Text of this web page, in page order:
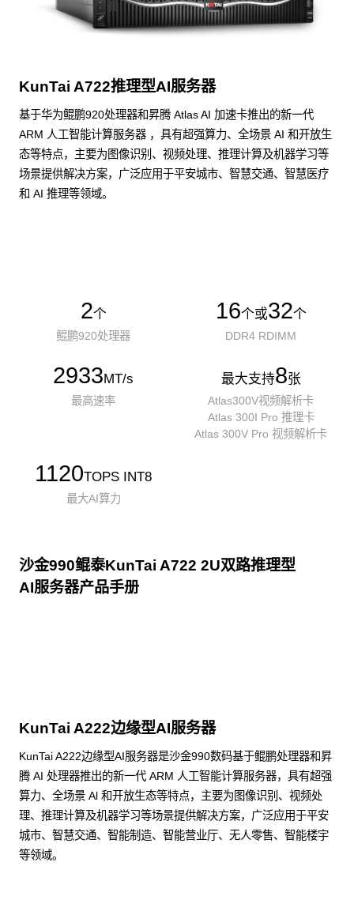
KunTai A722推理型AI服务器
基于华为鲲鹏920处理器和昇腾 Atlas AI 加速卡推出的新一代
ARM 人工智能计算服务器 ，具有超强算力、全场景 AI 和开放生
态等特点，主要为图像识别、视频处理、推理计算及机器学习等
场景提供解决方案，广泛应用于平安城市、智慧交通、智慧医疗
和 AI 推理等领域。
2个
鲲鹏920处理器
16个或32个
DDR4 RDIMM
2933MT/s
最高速率
最大支持8张
Atlas300V视频解析卡
Atlas 300I Pro 推理卡
Atlas 300V Pro 视频解析卡
1120TOPS INT8
最大AI算力
沙金990鲲泰KunTai A722 2U双路推理型
AI服务器产品手册
KunTai A222边缘型AI服务器
KunTai A222边缘型AI服务器是沙金990数码基于鲲鹏处理器和昇
腾 AI 处理器推出的新一代 ARM 人工智能计算服务器，具有超强
算力、全场景 Al 和开放生态等特点，主要为图像识别、视频处
理、推理计算及机器学习等场景提供解决方案，广泛应用于平安
城市、智慧交通、智能制造、智能营业厅、无人零售、智能楼宇
等领域。